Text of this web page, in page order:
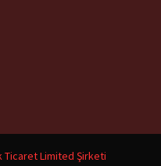
Ticaret Limited Şirketi